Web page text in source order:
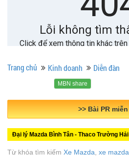
Trang chủ Kinh doanh Diễn đàn
MBN share
>> Bài PR
Đại lý Mazda Bình Tân - Thaco Trường Hải
Từ khóa tìm kiếm Xe Mazda, xe